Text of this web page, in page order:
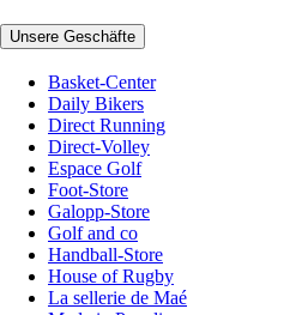
Unsere Geschäfte
Basket-Center
Daily Bikers
Direct Running
Direct-Volley
Espace Golf
Foot-Store
Galopp-Store
Golf and co
Handball-Store
House of Rugby
La sellerie de Maé